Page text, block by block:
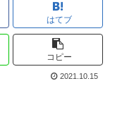
はてブ
コピー
2021.10.15